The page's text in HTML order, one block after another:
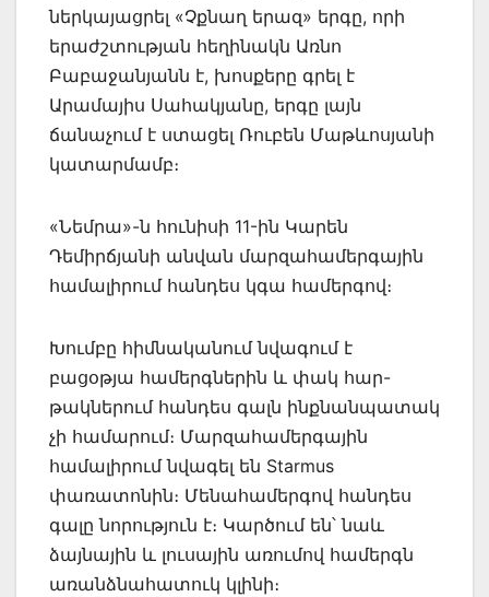
ներկայացրել «Չքնաղ երազ» երգը, որի
երաժշտության հեղինակն Առնո
Բաբաջանյանն է, խոսքերը գրել է
Արամայիս Սահակյանը, երգը լայն
ճանաչում է ստացել Ռուբեն Մաթևոսյանի
կատարմամբ։
«Նեմրա»-ն հունիսի 11-ին Կարեն
Դեմիրճյանի անվան մարզահամերգային
համալիրում հանդես կգա համերգով։
Խումբը հիմնականում նվագում է
բացօթյա համերգներին և փակ հար-
թակներում հանդես գալն ինքնանպատակ
չի համարում։ Մարզահամերգային
համալիրում նվագել են Starmus
փառատոնին։ Մենահամերգով հանդես
գալը նորություն է։ Կարծում են՝ նաև
ձայնային և լուսային առումով համերգն
առանձնահատուկ կլինի։